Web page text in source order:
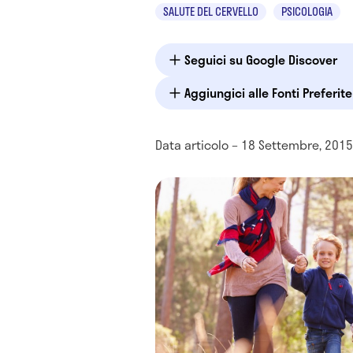
SALUTE DEL CERVELLO PSICOLOGIA
Seguici su Google Discover
Aggiungici alle Fonti
Data articolo – 18 Settembre, 2015